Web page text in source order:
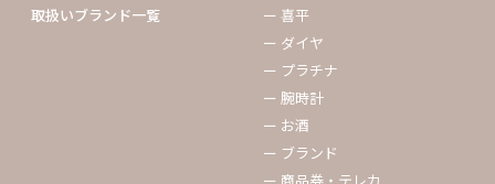
取扱いブランド一覧
ー 喜平
ー ダイヤ
ー プラチナ
ー 腕時計
ー お酒
ー ブランド